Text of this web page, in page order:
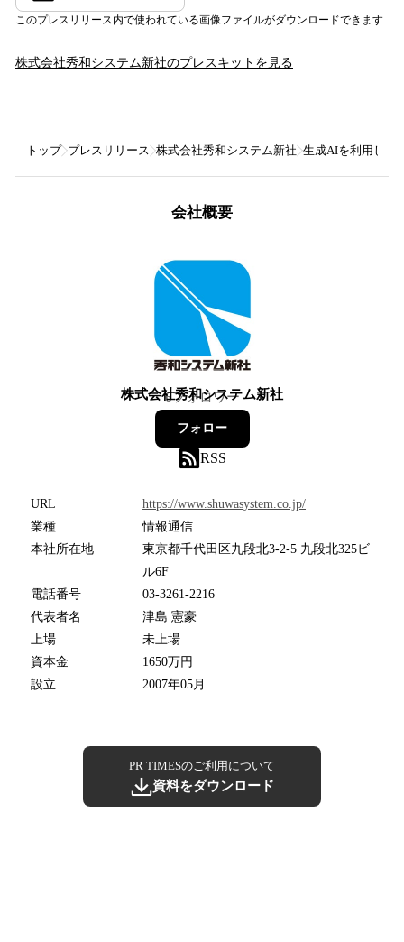
このプレスリリース内で使われている画像ファイルがダウンロードできます
株式会社秀和システム新社のプレスキットを見る
トップ プレスリリース 株式会社秀和システム新社 生成AIを利用した
会社概要
株式会社秀和システム新社
6フォロワー
フォロー
RSS
URL
https://www.shuwasystem.co.jp/
業種
情報通信
本社所在地
東京都千代田区九段北3-2-5 九段北325ビ
ル6F
電話番号
03-3261-2216
代表者名
津島 憲豪
上場
未上場
資本金
1650万円
設立
2007年05月
PR TIMESのご利用について
資料をダウンロード